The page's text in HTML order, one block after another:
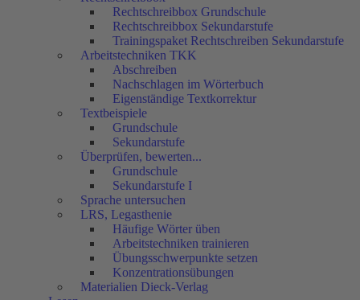
Rechtschreibbox Grundschule
Rechtschreibbox Sekundarstufe
Trainingspaket Rechtschreiben Sekundarstufe
Arbeitstechniken TKK
Abschreiben
Nachschlagen im Wörterbuch
Eigenständige Textkorrektur
Textbeispiele
Grundschule
Sekundarstufe
Überprüfen, bewerten...
Grundschule
Sekundarstufe I
Sprache untersuchen
LRS, Legasthenie
Häufige Wörter üben
Arbeitstechniken trainieren
Übungsschwerpunkte setzen
Konzentrationsübungen
Materialien Dieck-Verlag